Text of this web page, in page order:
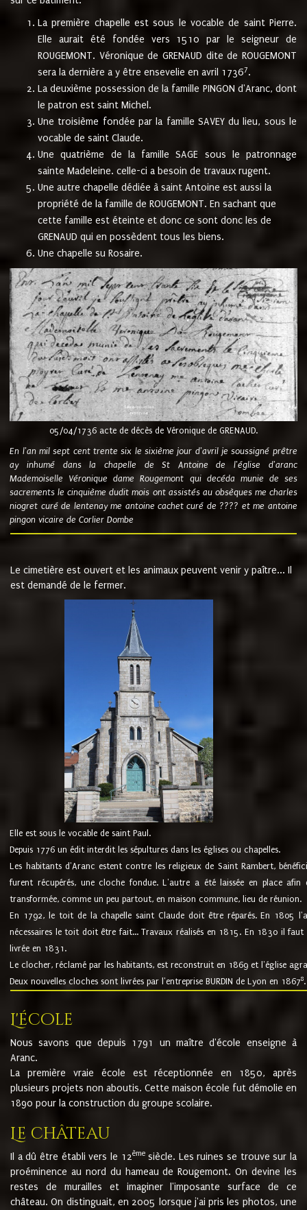
La première chapelle est sous le vocable de saint Pierre.
Elle aurait été fondée vers 1510 par le seigneur de
ROUGEMONT. Véronique de GRENAUD dite de ROUGEMONT
sera la dernière a y être ensevelie en avril 17367.
La deuxième possession de la famille PINGON d'Aranc, dont
le patron est saint Michel.
Une troisième fondée par la famille SAVEY du lieu, sous le
vocable de saint Claude.
Une quatrième de la famille SAGE sous le patronnage
sainte Madeleine. celle-ci a besoin de travaux rugent.
Une autre chapelle dédiée à saint Antoine est aussi la
propriété de la famille de ROUGEMONT. En sachant que
cette famille est éteinte et donc ce sont donc les de
GRENAUD qui en possèdent tous les biens.
Une chapelle su Rosaire.
05/04/1736 acte de décès de Véronique de GRENAUD.
En l'an mil sept cent trente six le sixième jour d'avril je soussigné prêtre
ay inhumé dans la chapelle de St Antoine de l'église d'aranc
Mademoiselle Véronique dame Rougemont qui decéda munie de ses
sacrements le cinquième dudit mois ont assistés au obsèques me charles
niogret curé de lentenay me antoine cachet curé de ???? et me antoine
pingon vicaire de Corlier Dombe
Le cimetière est ouvert et les animaux peuvent venir y paître... Il
est demandé de le fermer.
Elle est sous le vocable de saint Paul.
Depuis 1776 un édit interdit les sépultures dans les églises ou chapelles.
Les habitants d'Aranc estent contre les religieux de Saint Rambert,
furent récupérés, une cloche fondue. L'autre a été laissée en place
transformée, comme un peu partout, en maison commune, lieu de réunion.
En 1792, le toit de la chapelle saint Claude doit être réparés. En 1805
nécessaires le toit doit être fait... Travaux réalisés en 1815. En 1830 il
livrée en 1831.
Le clocher, réclamé par les habitants, est reconstruit en 1869 et l'église
Deux nouvelles cloches sont livrées par l'entreprise BURDIN de Lyon en 18678.
L'école
Nous savons que depuis 1791 un maître d'école enseigne à
Aranc.
La première vraie école est réceptionnée en 1850, après
plusieurs projets non aboutis. Cette maison école fut démolie en
1890 pour la construction du groupe scolaire.
Le château
Il a dû être établi vers le 12èmesiècle. Les ruines se trouve sur la
proéminence au nord du hameau de Rougemont. On devine les
restes de murailles et imaginer l'imposante surface de ce
château. On distinguait, en 2005 lorsque j'ai pris les photos, une